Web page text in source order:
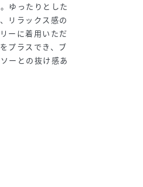
ゆったりとした
リラックス感の
ーに着用いただ
プラスでき、ブ
ーとの抜け感あ